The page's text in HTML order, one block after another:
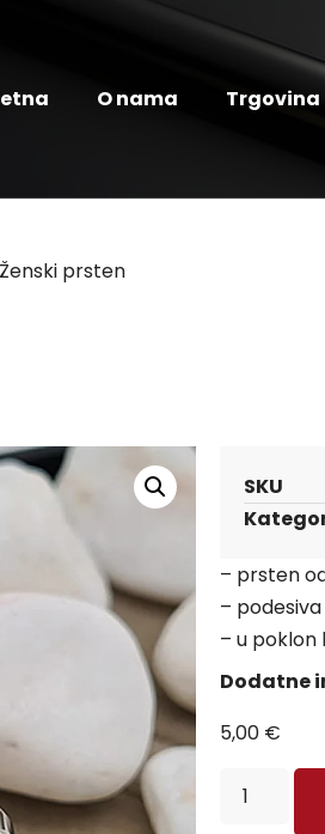
O nama Trgovina
Ženski prsten
SKU
– prsten
–
– u poklon
Dodatne
5,00 €